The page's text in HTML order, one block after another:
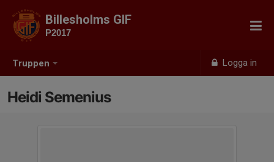
Truppen Logga in
Billesholms GIF
P2017
Heidi Semenius